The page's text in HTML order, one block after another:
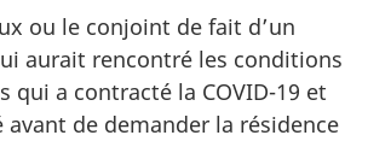
ou le conjoint de fait d’un
aurait rencontré les conditions
qui a contracté la COVID-19 et
avant de demander la résidence